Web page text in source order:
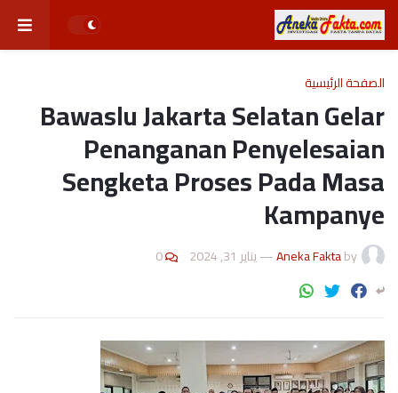
الصفحة الرئيسية
Bawaslu Jakarta Selatan Gelar
Penanganan Penyelesaian
Sengketa Proses Pada Masa
Kampanye
by
Aneka Fakta
—يناير 31, 2024 0